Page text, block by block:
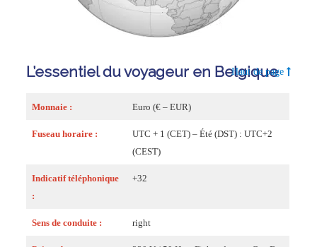
L’essentiel du voyageur en Belgique
Haut de page
Monnaie : Euro (€ – EUR)
Fuseau horaire :
UTC + 1 (CET) – Été (DST) : UTC+2
(CEST)
Indicatif téléphonique
:
+32
Sens de conduite : right